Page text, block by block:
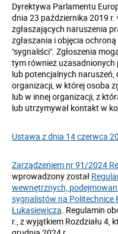
Dyrektywa Parlamentu
dnia 23 października 2019
zgłaszających naruszenia
zgłaszania i objęcia
"sygnaliści". Zgłoszenia
tym również uzasadnionych
lub potencjalnych naruszeń,
organizacji, w której osoba
lub w innej organizacji, z
lub utrzymywał kontakt w
Ustawa z dnia 14 czerwca
Zarządzeniem nr 91/2024
wprowadzony został
wewnętrznych,
sygnalistów na Politechnice
Łukasiewicza. Regulamin
r., z wyjątkiem Rozdziału 4,